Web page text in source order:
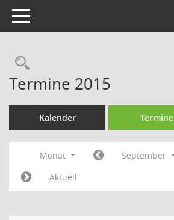
Toggle navigation
Rechercheauswahl
Termine 2015
Kalender Termine
Monat September
Aktuell